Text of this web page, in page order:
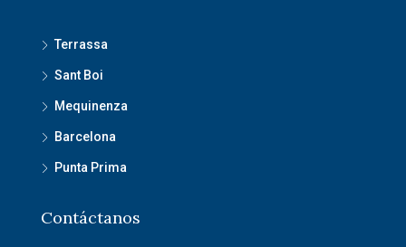
Terrassa
Sant Boi
Mequinenza
Barcelona
Punta Prima
Contáctanos